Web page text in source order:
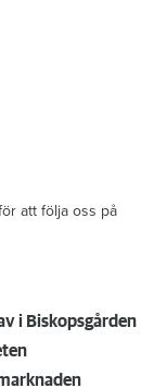
att följa oss på
i Biskopsgården